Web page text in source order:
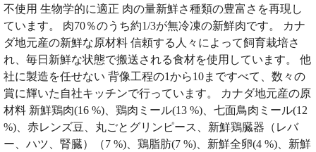
不使用 生物学的に適正 肉の量新鮮さ種類の豊富さを再現し
ています。 肉70％のうち約1/3が無冷凍の新鮮肉です。 カナ
ダ地元産の新鮮な原材料 信頼する人々によって飼育栽培さ
れ、毎日新鮮な状態で搬送される食材を使用しています。 他
社に製造を任せない 背像工程の1から10まですべて、数々の
賞に輝いた自社キッチンで行っています。 カナダ地元産の原
材料 新鮮鶏肉(16 %)、鶏肉ミール(13 %)、七面鳥肉ミール(12
%)、赤レンズ豆、丸ごとグリンピース、新鮮鶏臓器（レバ
ー、ハツ、腎臓）（7 %)、鶏脂肪(7 %)、新鮮全卵(4 %)、新鮮